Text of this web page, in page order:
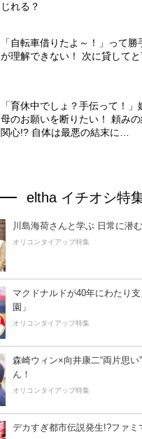
じれる？
「自転車借りたよ～！」って
が理解できない！ 次に貸して
「育休中でしょ？手伝って！
母のお願いを断りたい！ 頼み
関心!? 自体は最悪の結末に…
eltha イチオシ特
川島海荷さんと学ぶ 日常に潜
オリコンタイアップ特集
マクドナルドが40年にわたり
園」
オリコンタイアップ特集
森崎ウィン×向井康二“両片思い
ん！
オリコンタイアップ特集
デカすぎ都市伝説発生!?ファミ